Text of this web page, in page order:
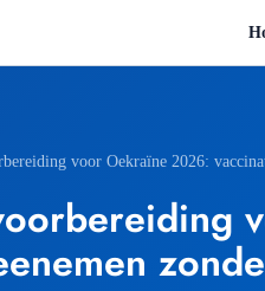
voor Oekraïne 2026: